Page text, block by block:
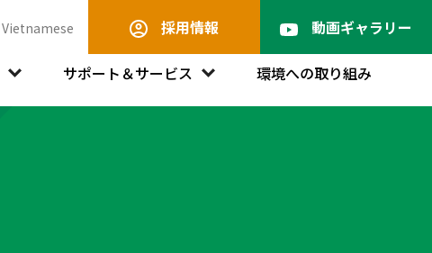
Vietnamese 採用情報 動画ギャラリー
サポート＆サービス 環境への取り組み